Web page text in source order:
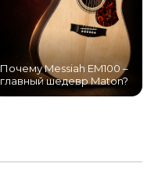
Почему Messiah EM100 –
главный шедевр Maton?